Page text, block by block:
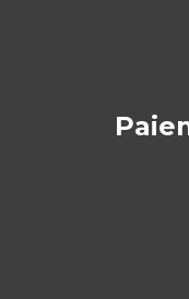
Collectif » Les